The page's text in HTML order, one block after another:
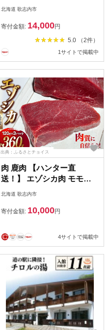
他全5袋) / ピーチアンドフ
[01227ae001] 愛犬 犬 おや
つ エサ 無添加
北海道 歌志内市
寄付金額: 14,000円
5.0 （2件）
1サイトで掲載中
出典：ふるさとチョイス
肉 鹿肉 【ハンター直
送！】 エゾシカ肉 モモ
120g 3パック 計360g [りん
01227ai074] 肉 にく 鹿肉
鹿 モモ ロース 冷凍 BBQ
パーべキュー 焼肉 焼き肉
ふるさと納税
北海道 歌志内市
寄付金額: 10,000円
4サイトで掲載中